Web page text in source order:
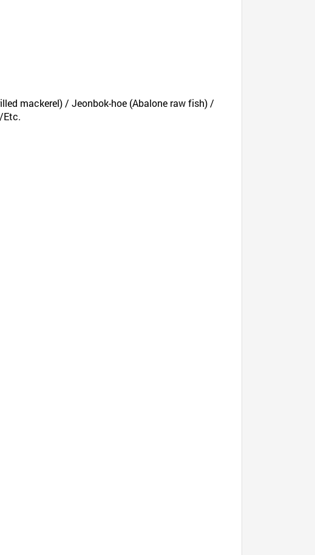
mackerel) / Jeonbok-hoe (Abalone raw fish) /
Etc.